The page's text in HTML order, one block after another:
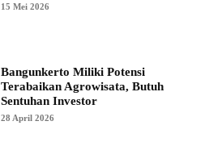
15 Mei 2026
Bangunkerto Miliki Potensi
Terabaikan Agrowisata, Butuh
Sentuhan Investor
28 April 2026